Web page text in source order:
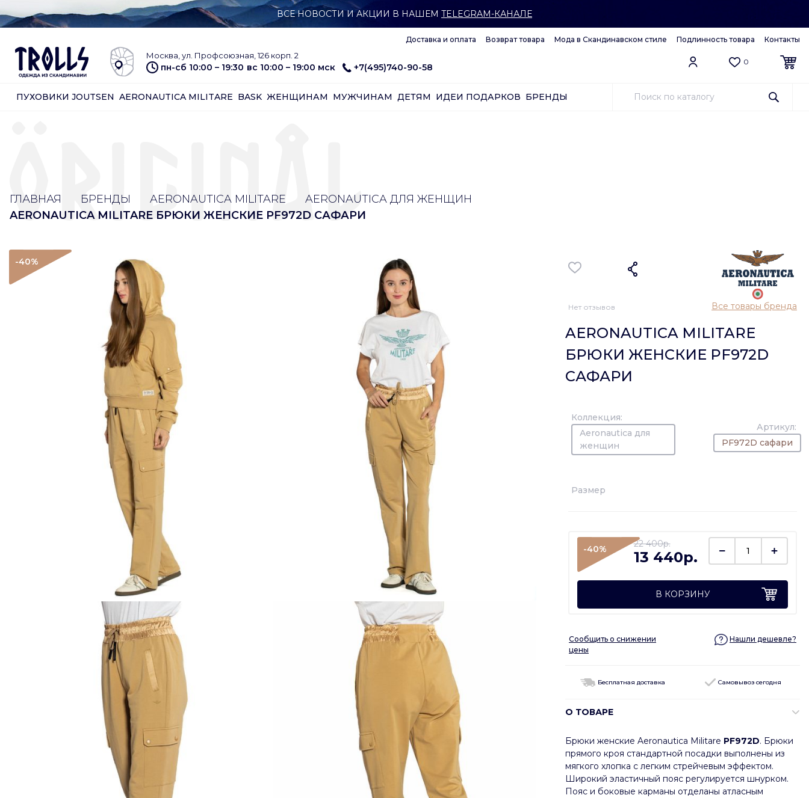
ВСЕ НОВОСТИ И АКЦИИ В НАШЕМ TELEGRAM-КАНАЛЕ
Доставка и оплата Возврат товара Мода в Скандинавском стиле Подлинность товара Контакты
Москва, ул. Профсоюзная, 126 корп. 2
пн-сб 10:00 – 19:30 вс 10:00 – 19:00 мск +7(495)740-90-58
0
ПУХОВИКИ JOUTSEN AERONAUTICA MILITARE BASK ЖЕНЩИНАМ МУЖЧИНАМ ДЕТЯМ ИДЕИ ПОДАРКОВ БРЕНДЫ
ГЛАВНАЯ БРЕНДЫ AERONAUTICA MILITARE
AERONAUTICA ДЛЯ ЖЕНЩИН
AERONAUTICA MILITARE БРЮКИ ЖЕНСКИЕ PF972D САФАРИ
-40%
Нет отзывов Все товары бренда
AERONAUTICA MILITARE
БРЮКИ ЖЕНСКИЕ PF972D
САФАРИ
Коллекция:
Aeronautica для
женщин
Артикул:
PF972D сафари
Размер
-40% 22 400p.
13 440p.
В КОРЗИНУ
Сообщить о снижении
цены
Нашли дешевле?
Бесплатная доставка Самовывоз сегодня
О ТОВАРЕ
Брюки женские Aeronautica Militare PF972D. Брюки
прямого кроя стандартной посадки выполнены из
мягкого хлопка с легким стрейчевым эффектом.
Широкий эластичный пояс регулируется шнурком.
Пояс и боковые карманы отделаны атласным